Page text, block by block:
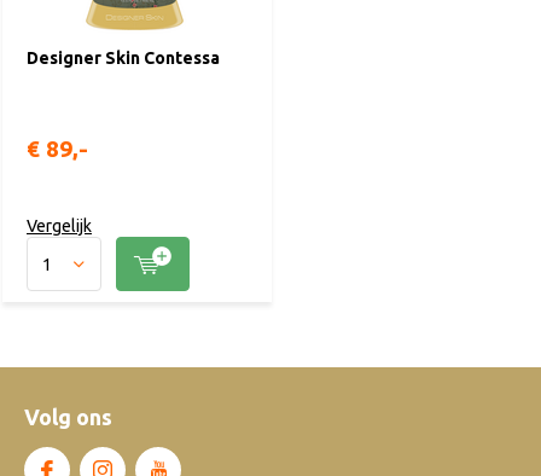
Designer Skin Contessa
€ 89,-
Vergelijk
Volg ons